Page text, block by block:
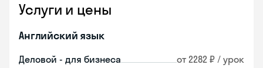
Услуги и цены
Английский язык
Деловой - для бизнеса от 2282 ₽ / урок